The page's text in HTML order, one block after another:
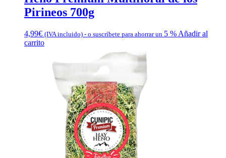
Pirineos 700g
4,99€ (IVA incluido) - o suscríbete para ahorrar un 5 % Añadir al
carrito